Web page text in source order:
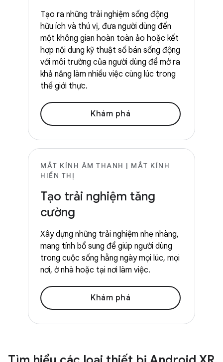
Tạo ra những trải nghiệm sống động
hữu ích và thú vị, đưa người dùng đến
một không gian hoàn toàn ảo hoặc kết
hợp nội dung kỹ thuật số bán sống động
với môi trường của người dùng để mở ra
khả năng làm nhiều việc cùng lúc trong
thế giới thực.
Khám phá
MẮT KÍNH ÂM THANH | MẮT KÍNH
HIỂN THỊ
Tạo trải nghiệm tăng
cường
Xây dựng những trải nghiệm nhẹ nhàng,
mang tính bổ sung để giúp người dùng
trong cuộc sống hằng ngày mọi lúc, mọi
nơi, ở nhà hoặc tại nơi làm việc.
Khám phá